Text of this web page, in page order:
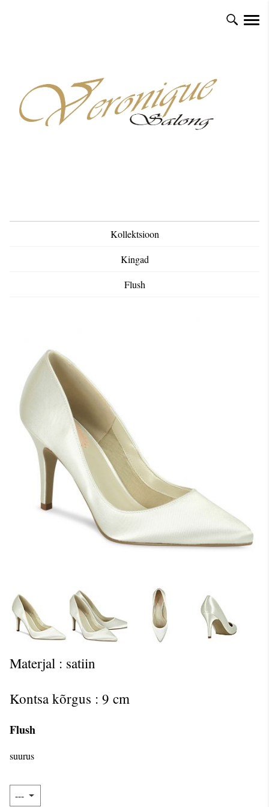
Kollektsioon
Kingad
Flush
Materjal : satiin
Kontsa kõrgus : 9 cm
Flush
suurus